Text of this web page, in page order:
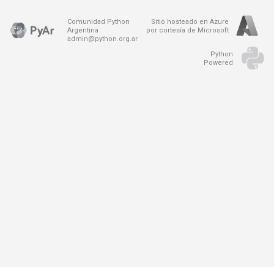
Comunidad Python
Argentina
admin@python.org.ar
Sitio hosteado en Azure
por cortesía de Microsoft
Python
Powered